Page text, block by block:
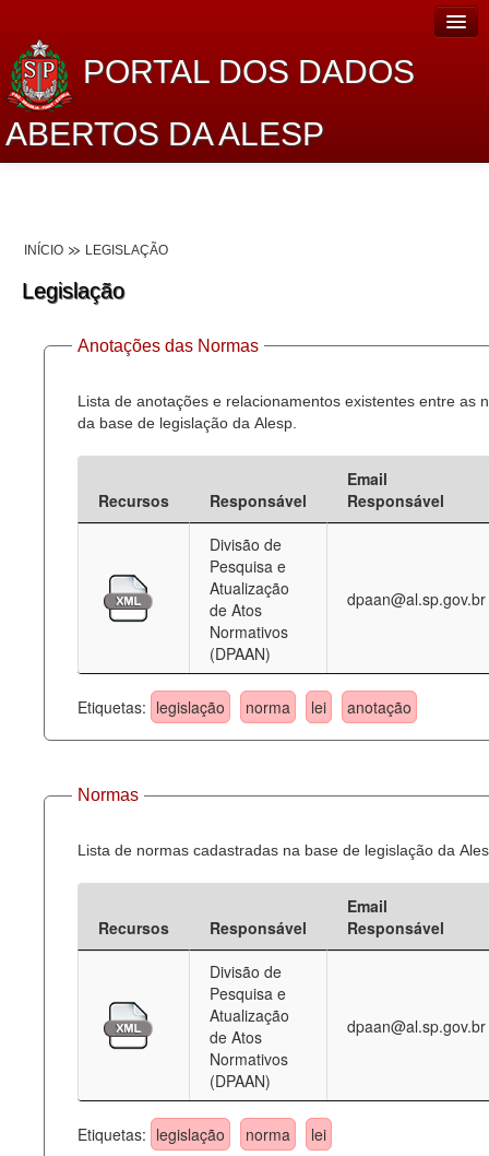
PORTAL DOS DADOS
ABERTOS DA ALESP
Dados Abertos Alesp
Lei de Acesso à Informação
Dados Governamentais Abertos
Planejamento
Deputados Estaduais
Legislação
Perguntas frequentes
Contato
INÍCIO LEGISLAÇÃO
Legislação
Anotações das Normas
Lista de anotações e relacionamentos existentes entre as
da base de legislação da Alesp.
Recursos Responsável
Email
Responsável
Divisão de
Pesquisa e
Atualização
de Atos
Normativos
(DPAAN)
dpaan@al.sp.gov.br
Etiquetas: legislação norma lei anotação
Normas
Lista de normas cadastradas na base de legislação da
Recursos Responsável
Email
Responsável
Divisão de
Pesquisa e
Atualização
de Atos
Normativos
(DPAAN)
dpaan@al.sp.gov.br
Etiquetas: legislação norma lei